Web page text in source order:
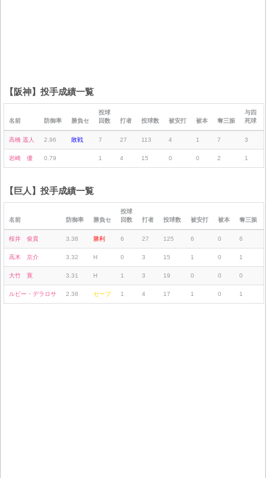
【阪神】投手成績一覧
名前 防御率 勝負セ
投球
回数
打者 投球数 被安打 被本 奪三振
与四
死球
高橋 遥人 2.96 敗戦 7 27 113 4 1 7 3
岩崎 優 0.79 1 4 15 0 0 2 1
【巨人】投手成績一覧
名前 防御率 勝負セ
投球
回数
打者 投球数 被安打 被本 奪三振
桜井 俊貴 3.38 勝利 6 27 125 6 0 6
高木 京介 3.32 H 0 3 15 1 0 1
大竹 寛 3.31 H 1 3 19 0 0 0
ルビー・デラロサ 2.38 セーブ 1 4 17 1 0 1